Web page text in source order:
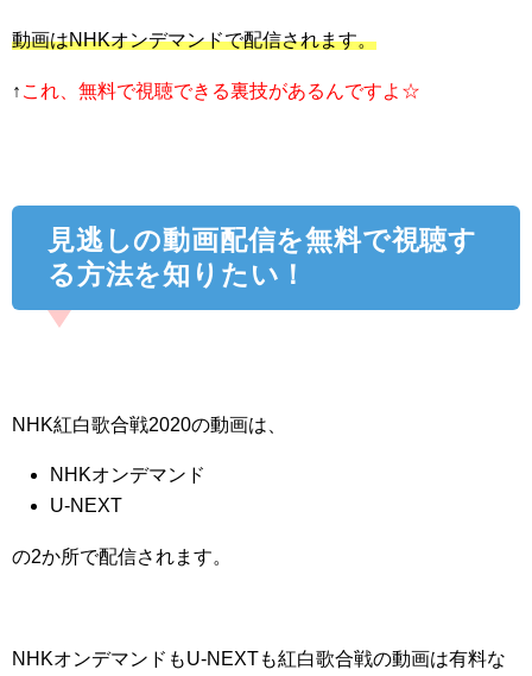
動画はNHKオンデマンドで配信されます。
↑ これ、無料で視聴できる裏技があるんですよ☆
見逃しの動画配信を無料で視聴す
る方法を知りたい！
NHK紅白歌合戦2020の動画は、
NHKオンデマンド
U-NEXT
の2か所で配信されます。
NHKオンデマンドもU-NEXTも紅白歌合戦の動画は有料な